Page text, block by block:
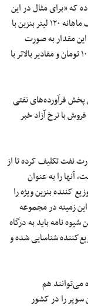
که «برای مثال در این
مکانیسم، برای یک خانواده چهارنفره با یک خودرو، سقف ماهانه ۱۲۰ لیتر بنزین با
مقدار به صورت
پلکانی محاسبه خواهد شد؛ ۱۲۰ تا ۲۰۰ لیتر با قیمت ۱۰۰۰۰ تومان و مقادیر بالاتر با
فرآورده‌های نفتی
با نرخ آزاد خبر
نفت تکلیف کرده تا از
آنها را به عنوان
کننده بنزین ویژه را
زمینه در مجموعه
نامه باید به درگاه
شناسایی شده و
هم
سوپر را در کشور